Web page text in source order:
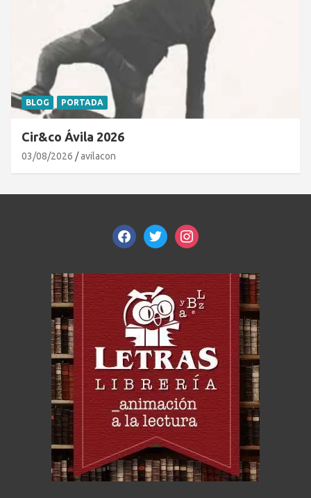
BLOG PORTADA
Cir&co Ávila 2026
03/08/2026 avilacon
facebooktwitterinstagram